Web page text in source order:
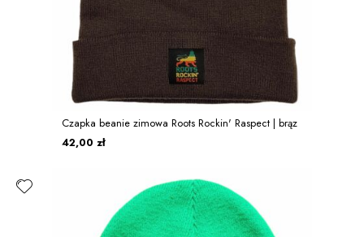
Czapka beanie zimowa Roots Rockin' Raspect | brąz
42,00 zł